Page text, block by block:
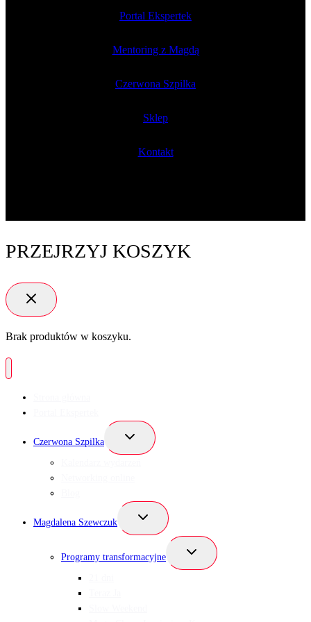
Portal Ekspertek
Mentoring z Magdą
Czerwona Szpilka
Sklep
Kontakt
PRZEJRZYJ KOSZYK
Brak produktów w koszyku.
Czerwona Szpilka
Przełącz
podrzędne
Magdalena Szewczuk
Przełącz
podrzędne
Programy transformacyjne
Przełącz
podrzędne